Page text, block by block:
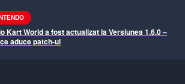
Kart World a fost actualizat la Versiunea 1.6.0 –
aduce patch-ul